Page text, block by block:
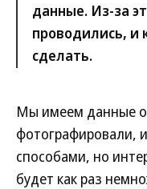
данные. Из-за
проводились, и
сделать.
Мы имеем данные о
фотографировали,
способами, но
будет как раз